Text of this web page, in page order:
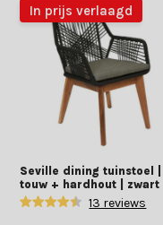
In prijs verlaagd
Seville dining tuinstoel |
touw + hardhout | zwart
13 reviews